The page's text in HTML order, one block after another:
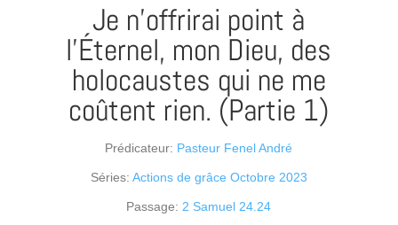
Je n’offrirai point à
l’Éternel, mon Dieu, des
holocaustes qui ne me
coûtent rien. (Partie 1)
Prédicateur: Pasteur Fenel André
Séries: Actions de grâce Octobre 2023
Passage: 2 Samuel 24.24